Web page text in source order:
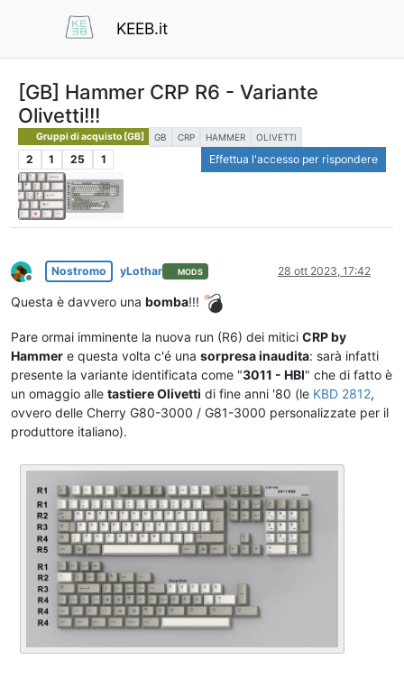
KEEB.it
[GB] Hammer CRP R6 - Variante
Olivetti!!!
Gruppi di acquisto [GB] GB CRP HAMMER OLIVETTI
2 1 25 1 Effettua l'accesso per rispondere
Non in linea
Nostromo yLothar MODS 28 ott 2023, 17:42
Questa è davvero una bomba!!!
Pare ormai imminente la nuova run (R6) dei mitici CRP by
Hammer e questa volta c'é una sorpresa inaudita: sarà infatti
presente la variante identificata come "3011 - HBI" che di fatto è
un omaggio alle tastiere Olivetti di fine anni '80 (le KBD 2812,
ovvero delle Cherry G80-3000 / G81-3000 personalizzate per il
produttore italiano).